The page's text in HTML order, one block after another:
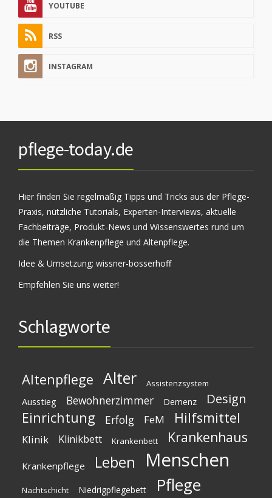
YOUTUBE
RSS
INSTAGRAM
pflege-today.de
Hier finden Sie regelmäßig Tipps und Tricks aus der Pflege-
Praxis, nützliche Tutorials, Experten-Interviews, aktuelle
Fachbeiträge, Produkt-News und Wissenswertes rund um
die Themen Krankenpflege und Altenpflege.
Idee & Umsetzung: wissner-bosserhoff
Empfehlen Sie uns weiter!
Schlagworte
Altenpflege Alter Assistenzsystem
Ausstieg Bewohnerzimmer Demenz Design
Einrichtung Erfolg FeM Hilfsmittel
Klinik Klinikbett Krankenbett Krankenhaus
Krankenpflege Leben Menschen
Nachtschicht Niedrigpflegebett Pflege